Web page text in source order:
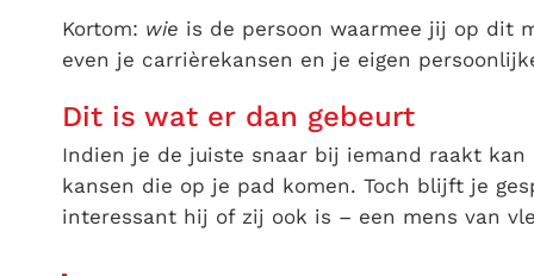
Kortom: wie is de persoon waarmee jij op dit
even je carrièrekansen en je eigen
Dit is wat er dan gebeurt
Indien je de juiste snaar bij iemand raakt
kansen die op je pad komen. Toch blijft je
interessant hij of zij ook is – een mens van